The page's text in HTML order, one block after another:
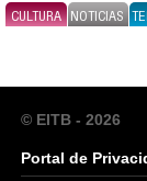
CULTURA NOTICIAS
© EITB - 2026
Portal de